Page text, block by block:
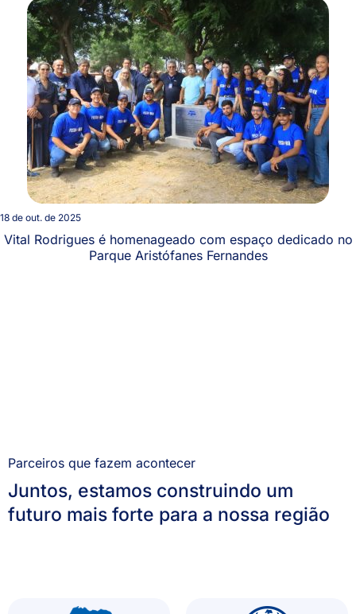
18 de out. de 2025
Vital Rodrigues é homenageado com espaço dedicado no
Parque Aristófanes Fernandes
Parceiros que fazem acontecer
Juntos, estamos construindo um
futuro mais forte para a nossa região